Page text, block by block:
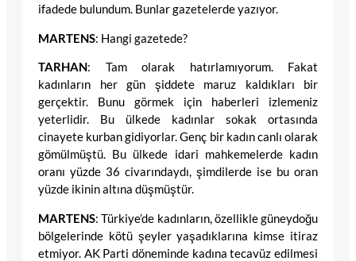
ifadede bulundum. Bunlar gazetelerde yazıyor.
MARTENS: Hangi gazetede?
TARHAN: Tam olarak hatırlamıyorum. Fakat
kadınların her gün şiddete maruz kaldıkları bir
gerçektir. Bunu görmek için haberleri izlemeniz
yeterlidir. Bu ülkede kadınlar sokak ortasında
cinayete kurban gidiyorlar. Genç bir kadın canlı olarak
gömülmüştü. Bu ülkede idari mahkemelerde kadın
oranı yüzde 36 civarındaydı, şimdilerde ise bu oran
yüzde ikinin altına düşmüştür.
MARTENS: Türkiye’de kadınların, özellikle güneydoğu
bölgelerinde kötü şeyler yaşadıklarına kimse itiraz
etmiyor. AK Parti döneminde kadına tecavüz edilmesi